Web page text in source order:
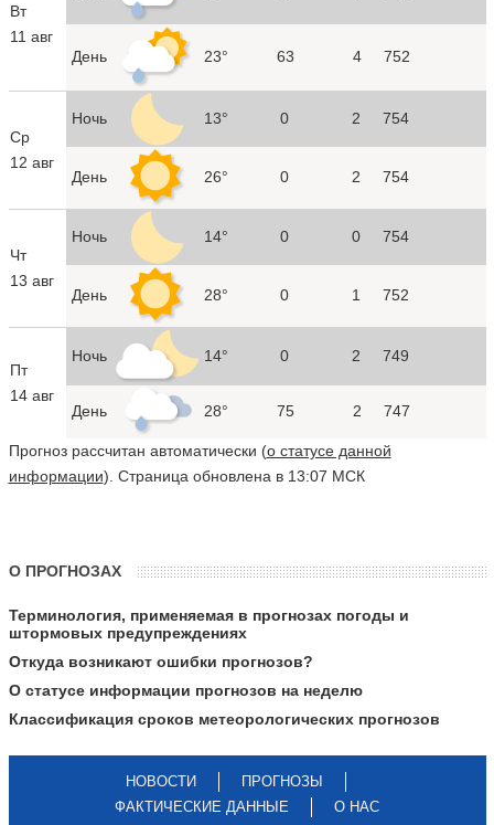
Вт
11 авг
День 23° 63 4 752
Ср
12 авг
Ночь 13° 0 2 754
День 26° 0 2 754
Чт
13 авг
Ночь 14° 0 0 754
День 28° 0 1 752
Пт
14 авг
Ночь 14° 0 2 749
День 28° 75 2 747
Прогноз рассчитан автоматически (о статусе данной
информации). Страница обновлена в 13:07 МСК
О ПРОГНОЗАХ
Терминология, применяемая в прогнозах погоды и
штормовых предупреждениях
Откуда возникают ошибки прогнозов?
О статусе информации прогнозов на неделю
Классификация сроков метеорологических прогнозов
НОВОСТИ
ПРОГНОЗЫ
ФАКТИЧЕСКИЕ ДАННЫЕ
О НАС